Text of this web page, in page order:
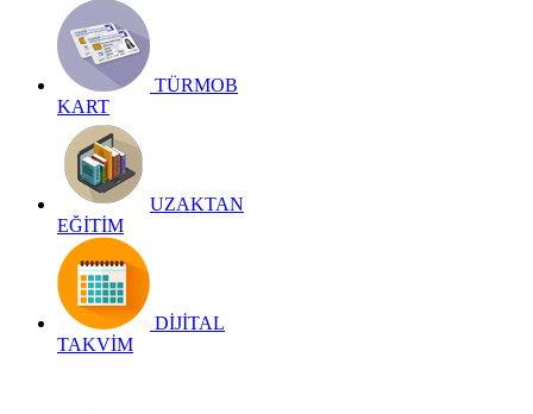
TÜRMOB
KART
UZAKTAN
EĞİTİM
DİJİTAL
TAKVİM